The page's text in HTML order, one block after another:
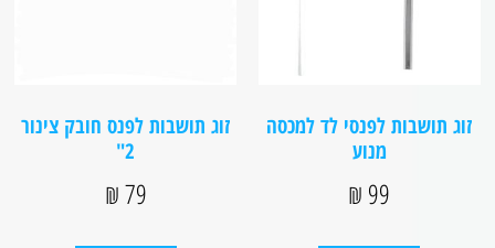
זוג תושבות לפנסי לד למכסה
מנוע
99
₪
זוג תושבות לפנס חובק צינור
2"
79
₪